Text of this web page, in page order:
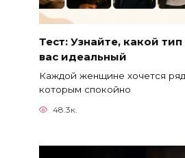
Тест: Узнайте, какой
вас идеальный
Каждой женщине хочется
которым спокойно
48.3к.